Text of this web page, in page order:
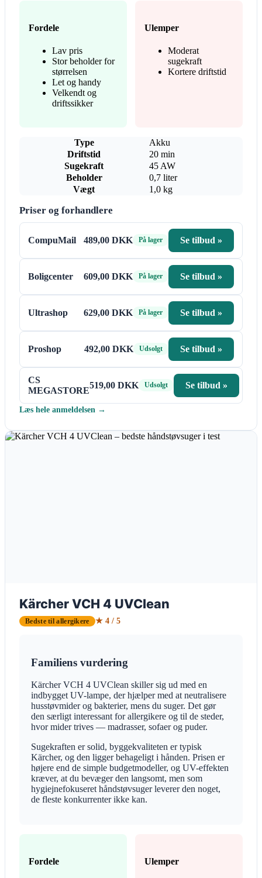
Fordele
Lav pris
Stor beholder for
størrelsen
Let og handy
Velkendt og
driftssikker
Ulemper
Moderat
sugekraft
Kortere driftstid
Type
Akku
Driftstid
20 min
Sugekraft
45 AW
Beholder
0,7 liter
Vægt
1,0 kg
Priser og forhandlere
CompuMail 489,00 DKK På lager Se tilbud »
Boligcenter 609,00 DKK På lager Se tilbud »
Ultrashop 629,00 DKK På lager Se tilbud »
Proshop 492,00 DKK Udsolgt Se tilbud »
CS
MEGASTORE
519,00 DKK Udsolgt Se tilbud »
Læs hele anmeldelsen →
Kärcher VCH 4 UVClean
Bedste til allergikere ★ 4 / 5
Familiens vurdering
Kärcher VCH 4 UVClean skiller sig ud med en
indbygget UV-lampe, der hjælper med at neutralisere
husstøvmider og bakterier, mens du suger. Det gør
den særligt interessant for allergikere og til de steder,
hvor mider trives — madrasser, sofaer og puder.
Sugekraften er solid, byggekvaliteten er typisk
Kärcher, og den ligger behageligt i hånden. Prisen er
højere end de simple budgetmodeller, og UV-effekten
kræver, at du bevæger den langsomt, men som
hygiejnefokuseret håndstøvsuger leverer den noget,
de fleste konkurrenter ikke kan.
Fordele Ulemper